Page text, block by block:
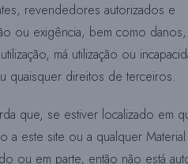
W
B
revendedores autorizados e
ou exigência, bem como
má utilização ou
quaisquer direitos de terceiros.
que, se estiver localizado em
a este site ou a qualquer Material
ou em parte, então não está